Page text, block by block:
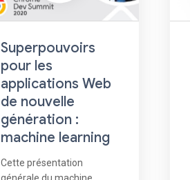
Superpouvoirs
pour les
applications Web
de nouvelle
génération :
machine learning
Cette présentation